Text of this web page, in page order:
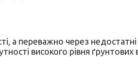
а переважно через недостатні
високого рівня